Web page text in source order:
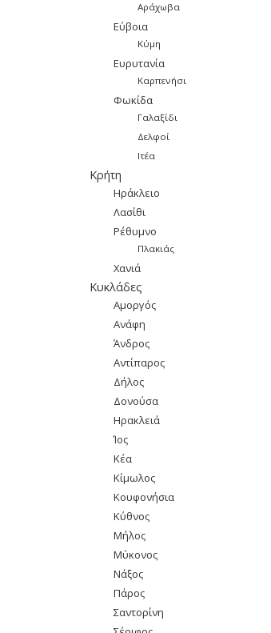
Αράχωβα
Εύβοια
Κύμη
Ευρυτανία
Καρπενήσι
Φωκίδα
Γαλαξίδι
Δελφοί
Ιτέα
Κρήτη
Ηράκλειο
Λασίθι
Ρέθυμνο
Πλακιάς
Χανιά
Κυκλάδες
Αμοργός
Ανάφη
Άνδρος
Αντίπαρος
Δήλος
Δονούσα
Ηρακλειά
Ίος
Κέα
Κίμωλος
Κουφονήσια
Κύθνος
Μήλος
Μύκονος
Νάξος
Πάρος
Σαντορίνη